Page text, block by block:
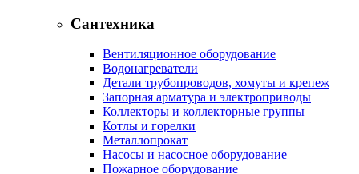
Сантехника
Вентиляционное оборудование
Водонагреватели
Детали трубопроводов, хомуты и крепеж
Запорная арматура и электроприводы
Коллекторы и коллекторные группы
Котлы и горелки
Металлопрокат
Насосы и насосное оборудование
Пожарное оборудование